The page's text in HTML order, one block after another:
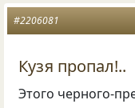
#2206081
Кузя пропал!..
Этого черного-